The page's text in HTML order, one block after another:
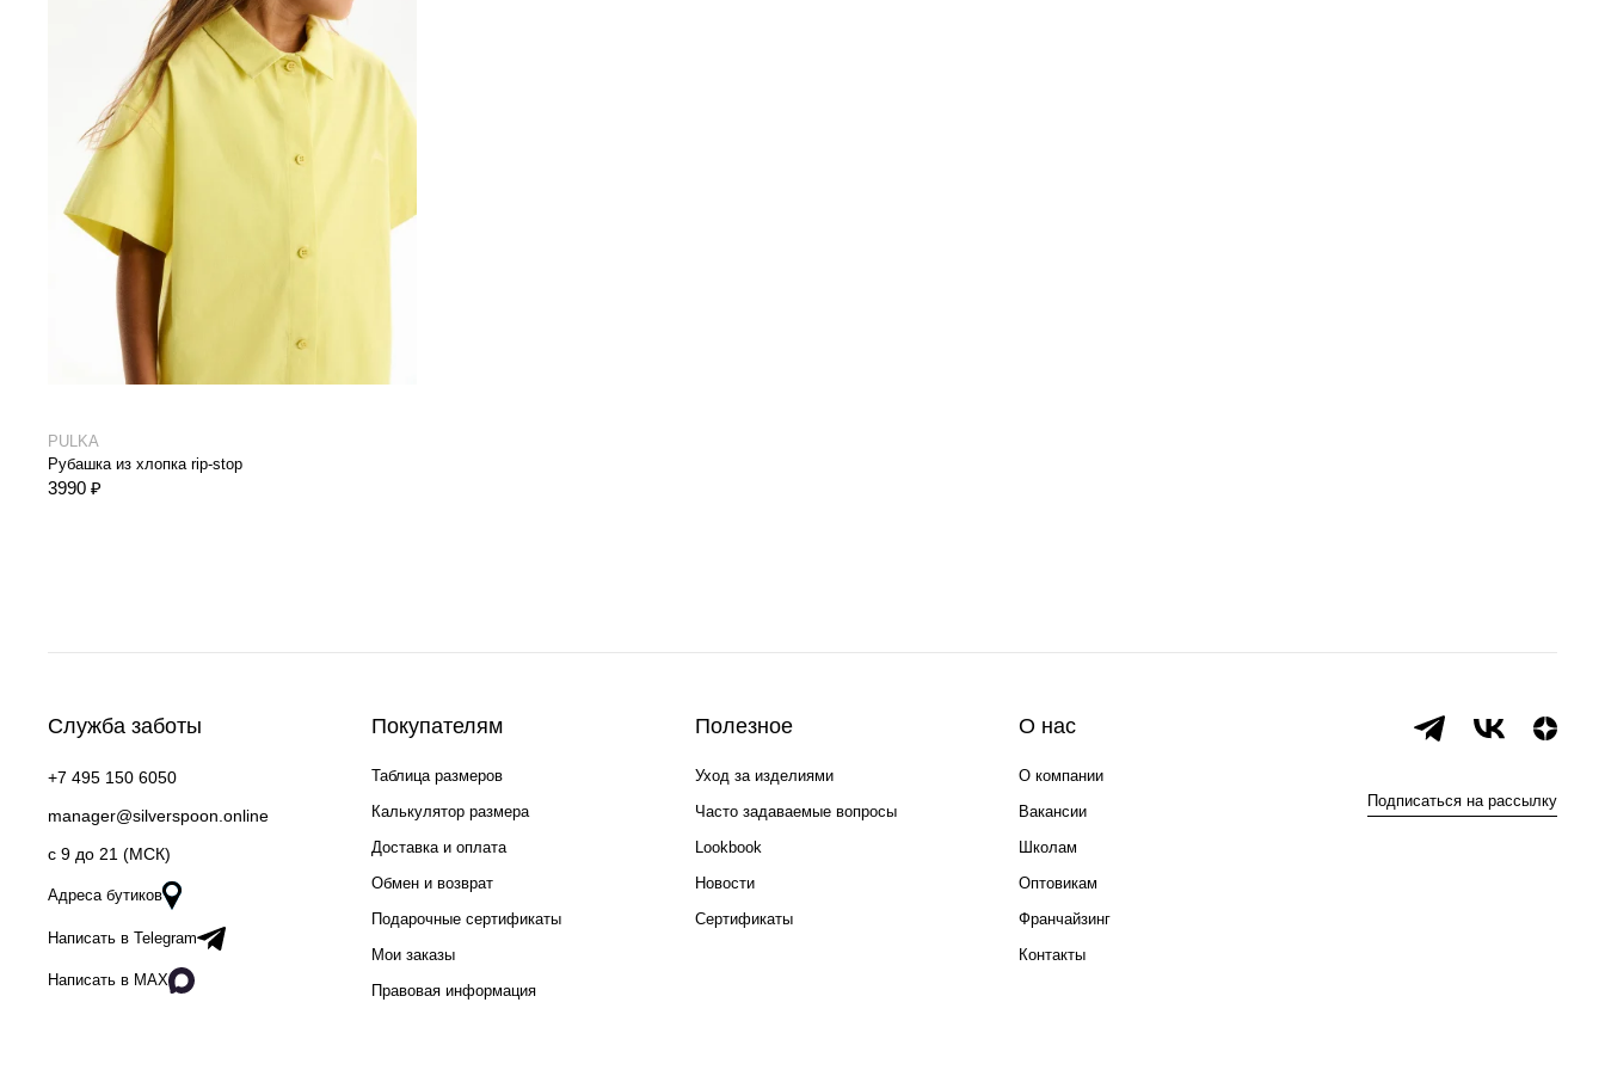
PULKA
Рубашка из хлопка rip-stop
3990 ₽
Служба заботы
+7 495 150 6050
manager@silverspoon.online
c 9 до 21 (МСК)
Адреса бутиков
Написать в Telegram
Написать в MAX
Покупателям
Таблица размеров
Калькулятор размера
Доставка и оплата
Обмен и возврат
Подарочные сертификаты
Мои заказы
Правовая информация
Полезное
Уход за изделиями
Часто задаваемые вопросы
Lookbook
Новости
Сертификаты
О нас
О компании
Вакансии
Школам
Оптовикам
Франчайзинг
Контакты
Подписаться на рассылку